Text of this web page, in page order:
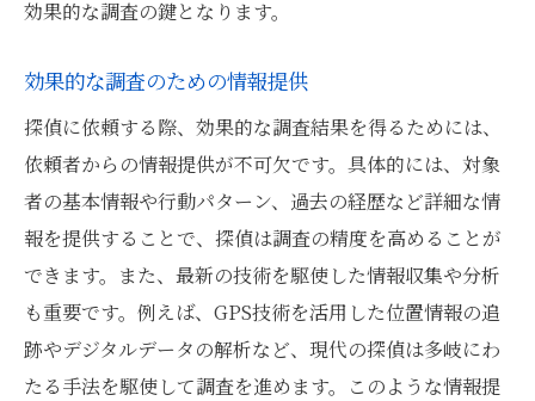
効果的な調査の鍵となります。
効果的な調査のための情報提供
探偵に依頼する際、効果的な調査結果を得るためには、
依頼者からの情報提供が不可欠です。具体的には、対象
者の基本情報や行動パターン、過去の経歴など詳細な情
報を提供することで、探偵は調査の精度を高めることが
できます。また、最新の技術を駆使した情報収集や分析
も重要です。例えば、GPS技術を活用した位置情報の追
跡やデジタルデータの解析など、現代の探偵は多岐にわ
たる手法を駆使して調査を進めます。このような情報提